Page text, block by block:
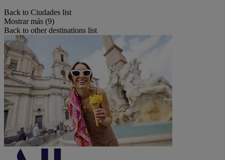
Back to Ciudades list
Mostrar más (9)
Back to other destinations list